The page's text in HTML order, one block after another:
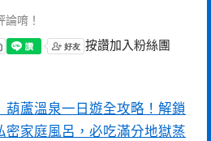
唷！
按讚加入粉絲團
葫蘆溫泉一日遊全攻略！解鎖
密家庭風呂，必吃滿分地獄蒸